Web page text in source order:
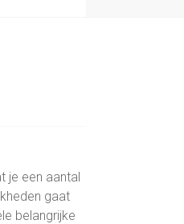
je een aantal
gaat
belangrijke